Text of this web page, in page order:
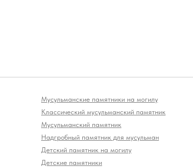
Мусульманские памятники на могилу
Классический мусульманский памятник
Мусульманский памятник
Надгробный памятник для мусульман
Детский памятник на могилу
Детские памятники